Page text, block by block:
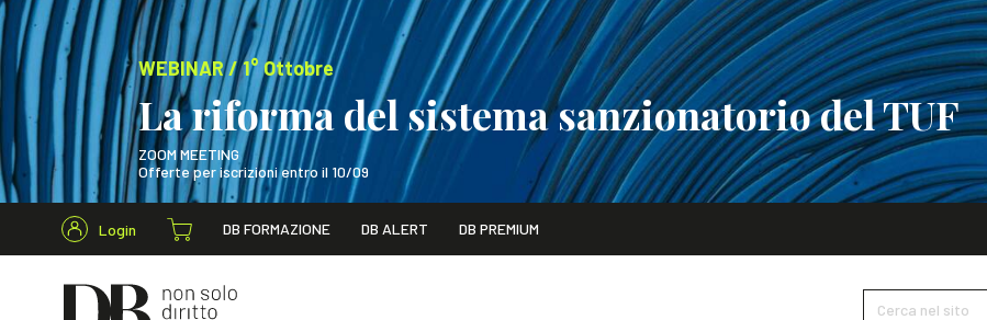
WEBINAR / 1° Ottobre
La riforma del sistema sanzionatorio del TUF
ZOOM MEETING
Offerte per iscrizioni entro il 10/09
WEBINAR / 1° Ottobre
Login DB FORMAZIONE DB ALERT DB PREMIUM
Cerca nel sito